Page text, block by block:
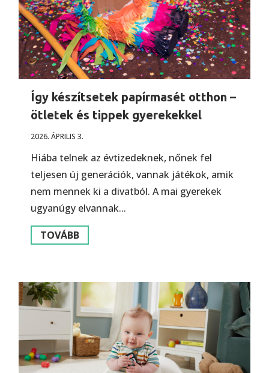
Így készítsetek papírmasét otthon –
ötletek és tippek gyerekekkel
2026. ÁPRILIS 3.
Hiába telnek az évtizedeknek, nőnek fel
teljesen új generációk, vannak játékok, amik
nem mennek ki a divatból. A mai gyerekek
ugyanúgy elvannak...
TOVÁBB